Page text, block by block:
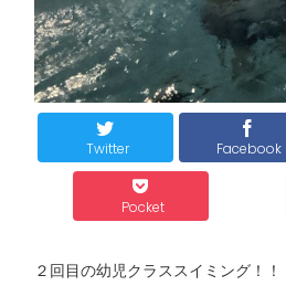
Twitter Facebook
Pocket
２回目の幼児クラススイミング！！